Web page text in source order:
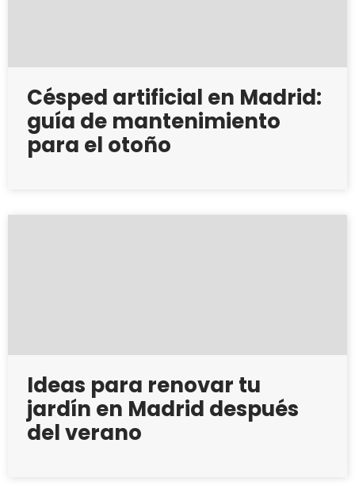
Césped artificial en Madrid:
guía de mantenimiento
para el otoño
Ideas para renovar tu
jardín en Madrid después
del verano